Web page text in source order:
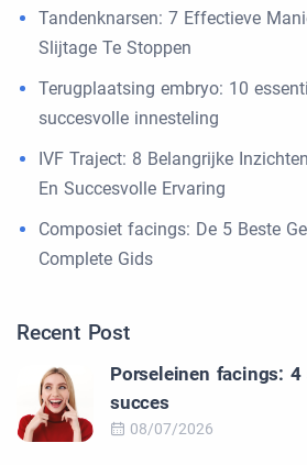
Tandenknarsen: 7 Effectieve
Slijtage Te Stoppen
Terugplaatsing embryo: 10
succesvolle innesteling
IVF Traject: 8 Belangrijke
En Succesvolle Ervaring
Composiet facings: De 5 Beste
Complete Gids
Recent Post
Porseleinen facings: 4
succes
08/07/2026